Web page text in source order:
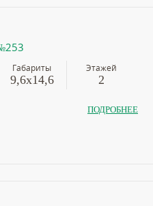
Габариты
9,6x14,6
Этажей
2
ПОДРОБНЕЕ